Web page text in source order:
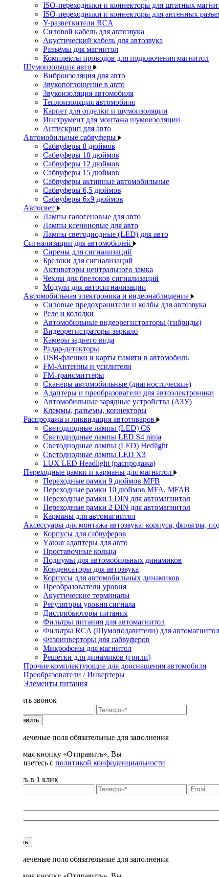
ISO-переходники и коннекторы для штатных
ISO-переходники и коннекторы для антенных
Y-разветвители RCA
Силовой кабель для автозвука
Акустический кабель для автозвука
Разъёмы для магнитол
Комплекты проводов для подключения магнитол
Шумоизоляция авто
Виброизоляция для авто
Звукопоглощение в авто
Звукоизоляция автомобиля
Теплоизоляция автомобиля
Карпет для отделки и шумоизоляции
Инструмент для монтажа шумоизоляции
Антискрип для авто
Автомобильные сабвуферы
Сабвуферы 8 дюймов
Сабвуферы 10 дюймов
Сабвуферы 12 дюймов
Сабвуферы 15 дюймов
Сабвуферы активные автомобильные
Сабвуферы 6,5 дюймов
Сабвуферы 6x9 дюймов
Автосвет
Лампы галогеновые для авто
Лампы ксеноновые для авто
Лампы светодиодные (LED) для авто
Сигнализации для автомобилей
Сирены для сигнализаций
Брелоки для сигнализаций
Активаторы центрального замка
Чехлы для брелоков сигнализаций
Модули для автосигнализации
Автомобильная электроника и видеонаблюдение
Силовые предохранители и колбы для автозвука
Реле и колодки
Автомобильные видеорегистраторы (гибриды)
Видеорегистраторы-зеркало
Камеры заднего вида
Радар-детекторы
USB-флешки и карты памяти в автомобиль
FM-Антенны и усилители
FM-трансмиттеры
Сканеры автомобильные (диагностические)
Адаптеры и преобразователи для автоэлектроники
Автомобильные зарядные устройства (АЗУ)
Клеммы, разъемы, коннекторы
Распродажа и ликвидация автотоваров
Светодиодные лампы (LED) C6
Светодиодные лампы LED S4 ninja
Светодиодные лампы (LED) Hedlight
Светодиодные лампы LED X3
LUX LED Headlight (распродажа)
Переходные рамки и карманы для магнитол
Переходные рамки 9 дюймов MFB
Переходные рамки 10 дюймов MFA, MFAB
Переходные рамки 1 DIN для автомагнитол
Переходные рамки 2 DIN для автомагнитол
Карманы для автомагнитол
Аксессуары для монтажа автозвука: корпуса, фильтры,
Корпусы для сабвуферов
Yаtour адаптеры для авто
Проставочные кольца
Подиумы для автомобильных динамиков
Конденсаторы для автозвука
Корпусы для автомобильных динамиков
Преобразователи уровня
Акустические терминалы
Регуляторы уровня сигнала
Дистрибьюторы питания
Фильтры питания для автомагнитол
Фильтры RCA (Шумоподавители) для автомагнитол
Фазоинверторы для сабвуферов
Микрофоны для магнитол
Решетки для динамиков (грили)
Прочие комплектующие для дооснащения автомобиля
Преобразователи / Инвертеры
Элементы питания
Заказать звонок
Отправить
* - отмеченые поля обязательные для заполнения
Нажимая кнопку «Отправить», Вы
соглашаетесь с политикой конфиденциальности
Купить в 1 клик
Купить
* - отмеченые поля обязательные для заполнения